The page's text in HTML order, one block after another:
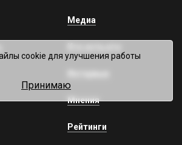
Медиа
Мнения
Рейтинги
cookie для улучшения работы
Принимаю